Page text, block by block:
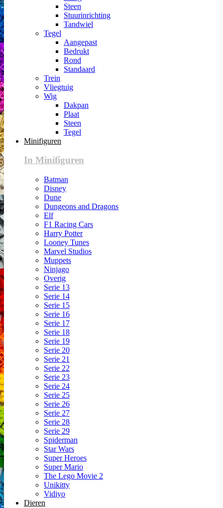
Steen
Stuurinrichting
Tandwiel
Tegel
Aangepast
Bedrukt
Rond
Standaard
Trein
Vliegtuig
Wig
Dakpan
Plaat
Steen
Tegel
Minifiguren
In Minifiguren
Batman
Disney
Dune
Dungeons and Dragons
Elf
F1 Racing Cars
Harry Potter
Looney Tunes
Marvel Studios
Muppets
Ninjago
Overig
Serie 13
Serie 14
Serie 15
Serie 16
Serie 17
Serie 18
Serie 19
Serie 20
Serie 21
Serie 22
Serie 23
Serie 24
Serie 25
Serie 26
Serie 27
Serie 28
Serie 29
Spiderman
Star Wars
Super Heroes
Super Mario
The Lego Movie 2
Unikitty
Vidiyo
Dieren